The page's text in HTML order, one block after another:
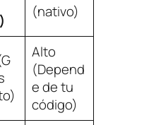
(nativo)
Alto
(Depend
e de tu
código)